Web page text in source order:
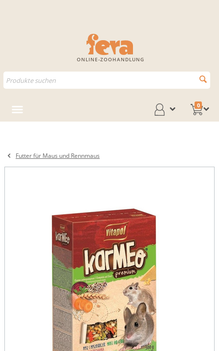
ONLINE-ZOOHANDLUNG
0
Futter für Maus und Rennmaus